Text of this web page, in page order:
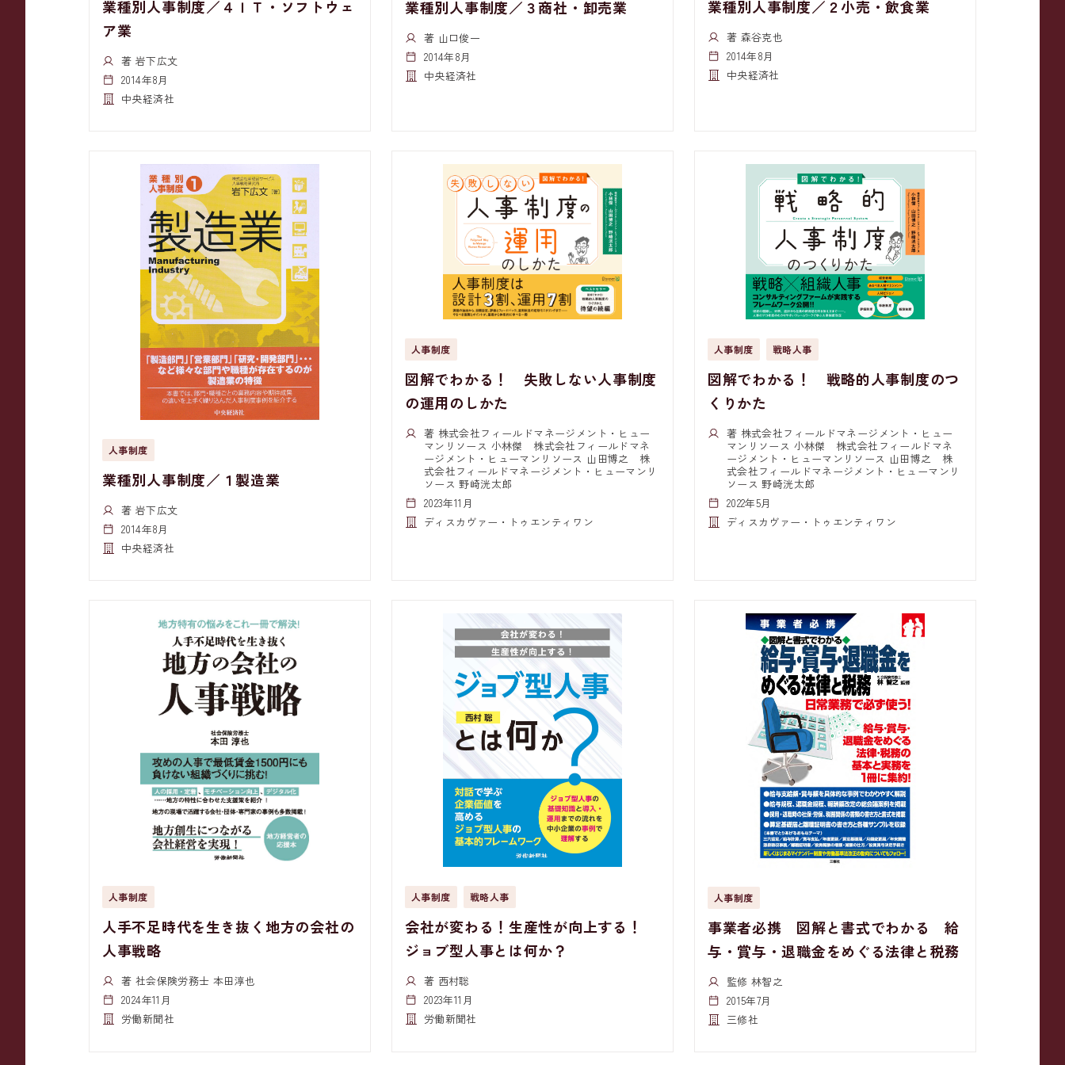
業種別人事制度／４ＩＴ・ソフトウェ
ア業
著 岩下広文
2014年8月
中央経済社
業種別人事制度／３商社・卸売業
著 山口俊一
2014年8月
中央経済社
業種別人事制度／２小売・飲食業
著 森谷克也
2014年8月
中央経済社
人事制度
業種別人事制度／１製造業
著 岩下広文
2014年8月
中央経済社
人事制度
図解でわかる！ 失敗しない人事制度
の運用のしかた
著 株式会社フィールドマネージメント・ヒュー
マンリソース 小林傑 株式会社フィールドマネ
ージメント・ヒューマンリソース 山田博之 株
式会社フィールドマネージメント・ヒューマンリ
ソース 野崎洸太郎
2023年11月
ディスカヴァー・トゥエンティワン
人事制度 戦略人事
図解でわかる！ 戦略的人事制度のつ
くりかた
著 株式会社フィールドマネージメント・ヒュー
マンリソース 小林傑 株式会社フィールドマネ
ージメント・ヒューマンリソース 山田博之 株
式会社フィールドマネージメント・ヒューマンリ
ソース 野崎洸太郎
2022年5月
ディスカヴァー・トゥエンティワン
人事制度
人手不足時代を生き抜く地方の会社の
人事戦略
著 社会保険労務士 本田淳也
2024年11月
労働新聞社
人事制度 戦略人事
会社が変わる！生産性が向上する！
ジョブ型人事とは何か？
著 西村聡
2023年11月
労働新聞社
人事制度
事業者必携 図解と書式でわかる 給
与・賞与・退職金をめぐる法律と税務
監修 林智之
2015年7月
三修社